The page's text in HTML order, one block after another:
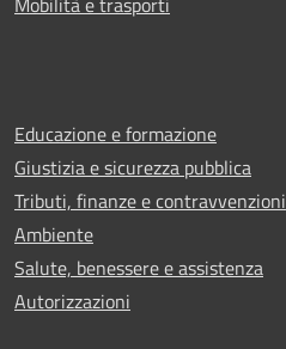
Educazione e formazione
Giustizia e sicurezza pubblica
Tributi, finanze e contravvenzioni
Ambiente
Salute, benessere e assistenza
Autorizzazioni